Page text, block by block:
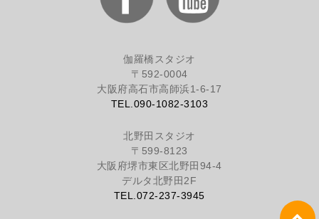
伽羅橋スタジオ
〒592-0004
大阪府高石市高師浜1-6-17
TEL.090-1082-3103
北野田スタジオ
〒599-8123
大阪府堺市東区北野田94-4
デルタ北野田2F
TEL.072-237-3945